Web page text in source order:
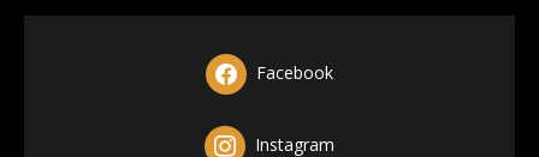
Facebook
Instagram